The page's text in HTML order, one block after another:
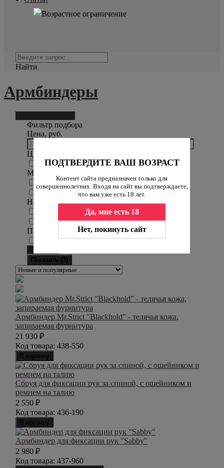
ПОДТВЕРДИТЕ ВАШ ВОЗРАСТ
Контент сайта предназначен только для
совершеннолетних. Входя на сайт вы подтверждаете,
что вам уже есть 18 лет.
Да, мне есть 18
Нет, покинуть сайт
Найти
Армбиндеры
Фильтр подбора
Цена, руб.
Цвет
черный
Материал
искусственная кожа
натуральная кожа
Назначение
Производитель
MR.STRICT
Показать ( 3 )
Армбиндер Mr.Strict "Blackhold" - телячья кожа,
запираемая фурнитура
21 930 ₽
Код товара: 438-550
В корзину
Сбруя для фиксации рук за спиной, с ошейником и
ремнем на талию
2 550 ₽
Код товара: 436-190
В корзину
Армбиндер для фиксации рук "Sabby"
2 980 ₽
Код товара: 437-960